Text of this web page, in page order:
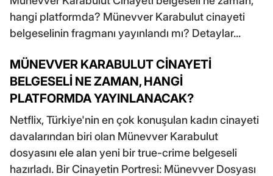
hangi platformda? Münevver Karabulut cinayeti
belgeselinin fragmanı yayınlandı mı? Detaylar...
MÜNEVVER KARABULUT CİNAYETİ
BELGESELİ NE ZAMAN, HANGİ
PLATFORMDA YAYINLANACAK?
Netflix, Türkiye'nin en çok konuşulan kadın cinayeti
davalarından biri olan Münevver Karabulut
dosyasını ele alan yeni bir true-crime belgeseli
hazırladı. Bir Cinayetin Portresi: Münevver Dosyası